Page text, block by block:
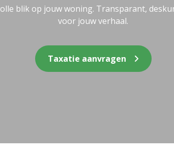
blik op jouw woning. Transparant,
voor jouw verhaal.
Taxatie aanvragen